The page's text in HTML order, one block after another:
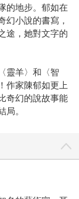
的地步。郁如在
幻小說的書寫，
途，她對文字的
靈羊〉和〈智
作家陳郁如更上
奇幻的說故事能
局。